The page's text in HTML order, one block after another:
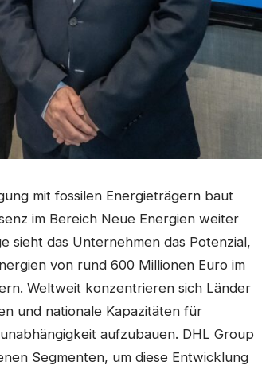
mit fossilen Energieträgern baut
im Bereich Neue Energien weiter
sieht das Unternehmen das Potenzial,
von rund 600 Millionen Euro im
Weltweit konzentrieren sich Länder
und nationale Kapazitäten für
aufzubauen. DHL Group
Segmenten, um diese Entwicklung